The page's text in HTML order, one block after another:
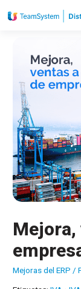
Mejora,
Mejoras del ERP /